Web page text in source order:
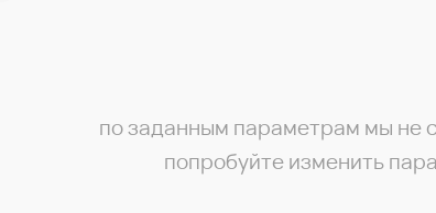
по заданным параметрам мы не
попробуйте изменить